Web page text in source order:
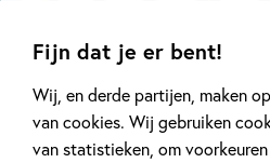
Fijn dat je er bent!
Wij, en derde partijen, maken
van cookies. Wij gebruiken
van statistieken, om
LEGO ideeën